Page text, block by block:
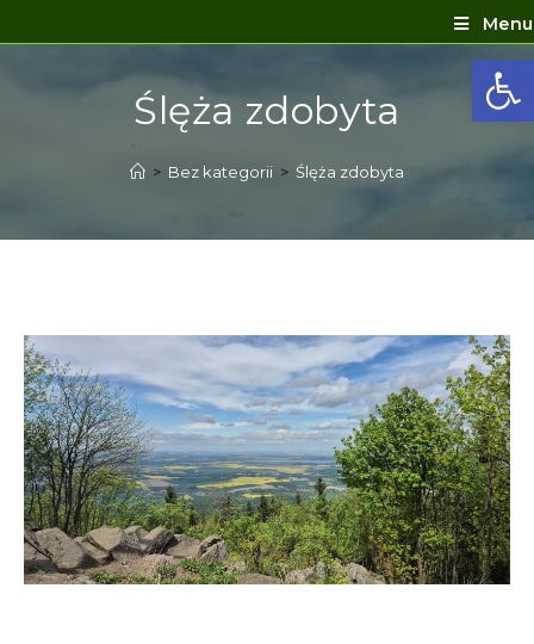
Menu
Ślęża zdobyta
> Bez kategorii > Ślęża zdobyta